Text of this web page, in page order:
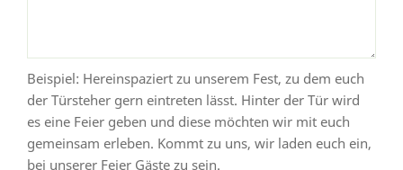
Beispiel: Hereinspaziert zu unserem Fest, zu dem euch
der Türsteher gern eintreten lässt. Hinter der Tür wird
es eine Feier geben und diese möchten wir mit euch
gemeinsam erleben. Kommt zu uns, wir laden euch ein,
bei unserer Feier Gäste zu sein.